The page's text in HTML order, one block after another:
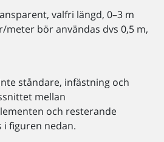
valfri längd, 0–3 m
meter bör användas dvs 0,5 m,
ståndare, infästning och
mellan
och resterande
figuren nedan.